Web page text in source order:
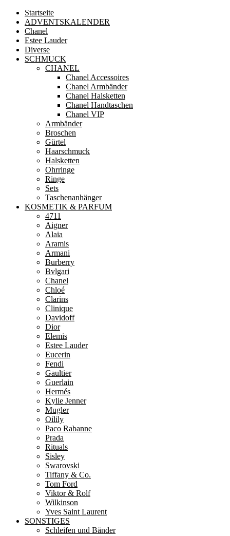
Startseite
ADVENTSKALENDER
Chanel
Estee Lauder
Diverse
SCHMUCK
CHANEL
Chanel Accessoires
Chanel Armbänder
Chanel Halsketten
Chanel Handtaschen
Chanel VIP
Armbänder
Broschen
Gürtel
Haarschmuck
Halsketten
Ohrringe
Ringe
Sets
Taschenanhänger
KOSMETIK & PARFUM
4711
Aigner
Alaia
Aramis
Armani
Burberry
Bvlgari
Chanel
Chloé
Clarins
Clinique
Davidoff
Dior
Elemis
Estee Lauder
Eucerin
Fendi
Gaultier
Guerlain
Hermés
Kylie Jenner
Mugler
Oilily
Paco Rabanne
Prada
Rituals
Sisley
Swarovski
Tiffany & Co.
Tom Ford
Viktor & Rolf
Wilkinson
Yves Saint Laurent
SONSTIGES
Schleifen und Bänder